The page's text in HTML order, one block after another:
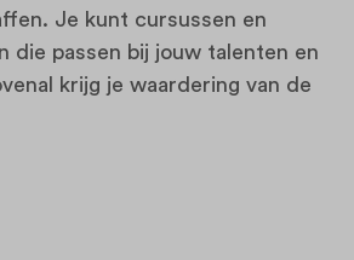
Je kunt cursussen en
die passen bij jouw talenten en
krijg je waardering van de